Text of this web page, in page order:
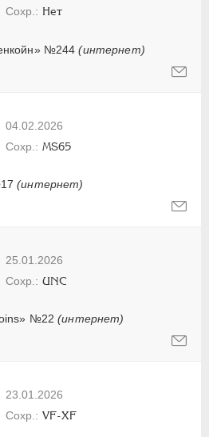
№244(интернет)
Нет
04.02.2026
(интернет)
MS65
25.01.2026
№22(интернет)
UNC
23.01.2026
VF-XF